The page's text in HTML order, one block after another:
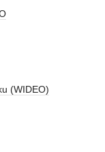
(WIDEO)